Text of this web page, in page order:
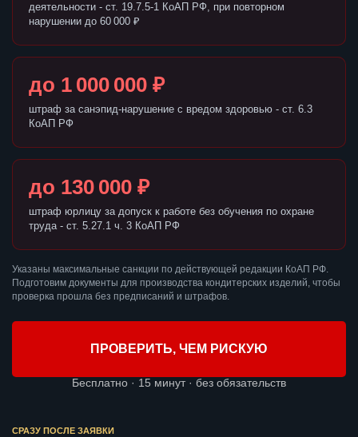
деятельности - ст. 19.7.5-1 КоАП РФ, при повторном
нарушении до 60 000 ₽
до 1 000 000 ₽
штраф за санэпид-нарушение с вредом здоровью - ст. 6.3
КоАП РФ
до 130 000 ₽
штраф юрлицу за допуск к работе без обучения по охране
труда - ст. 5.27.1 ч. 3 КоАП РФ
Указаны максимальные санкции по действующей редакции КоАП РФ.
Подготовим документы для производства кондитерских изделий, чтобы
проверка прошла без предписаний и штрафов.
ПРОВЕРИТЬ, ЧЕМ РИСКУЮ
Бесплатно · 15 минут · без обязательств
СРАЗУ ПОСЛЕ ЗАЯВКИ